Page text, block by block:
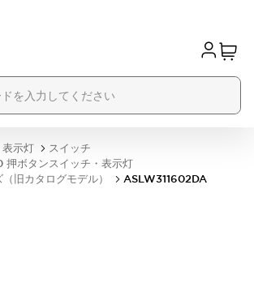
表示灯
スイッチ
ボタンスイッチ・表示灯
旧カタログモデル）
ASLW311602DA